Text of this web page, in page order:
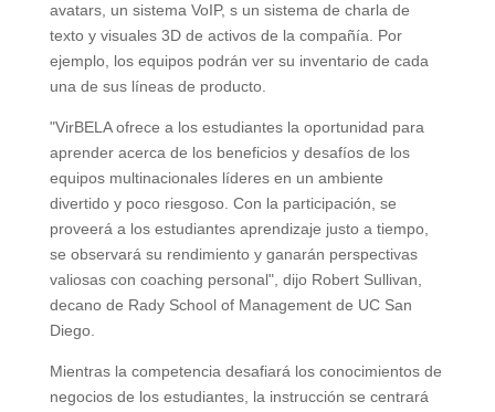
avatars, un sistema VoIP, s un sistema de charla de
texto y visuales 3D de activos de la compañía. Por
ejemplo, los equipos podrán ver su inventario de cada
una de sus líneas de producto.
"VirBELA ofrece a los estudiantes la oportunidad para
aprender acerca de los beneficios y desafíos de los
equipos multinacionales líderes en un ambiente
divertido y poco riesgoso. Con la participación, se
proveerá a los estudiantes aprendizaje justo a tiempo,
se observará su rendimiento y ganarán perspectivas
valiosas con coaching personal", dijo Robert Sullivan,
decano de Rady School of Management de UC San
Diego.
Mientras la competencia desafiará los conocimientos de
negocios de los estudiantes, la instrucción se centrará